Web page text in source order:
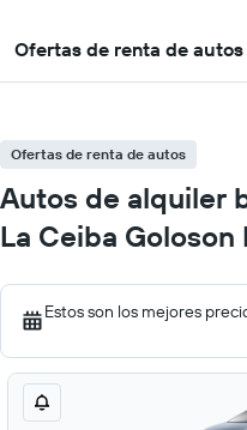
Ofertas de renta de autos
Ofertas de renta de autos
Autos de alquiler
La Ceiba Goloson
Estos son los mejores